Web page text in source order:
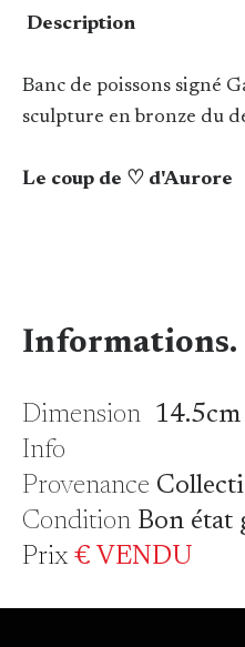
Description
Banc de poissons signé
sculpture en bronze du
Le coup de ♡ d'Aurore
Informations.
Dimension14.5cm
Info
Provenance
Condition Bon état
Prix€ VENDU